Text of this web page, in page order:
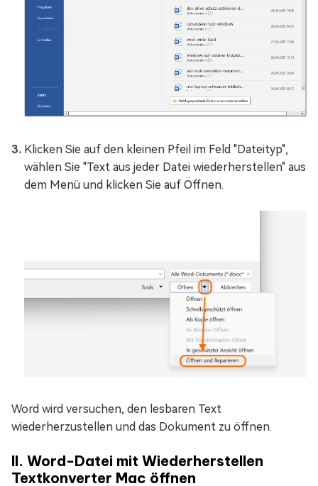
Klicken Sie auf den kleinen Pfeil im Feld "Dateityp",
wählen Sie "Text aus jeder Datei wiederherstellen" aus
dem Menü und klicken Sie auf Öffnen.
Word wird versuchen, den lesbaren Text
wiederherzustellen und das Dokument zu öffnen.
II. Word-Datei mit Wiederherstellen
Textkonverter Mac öffnen